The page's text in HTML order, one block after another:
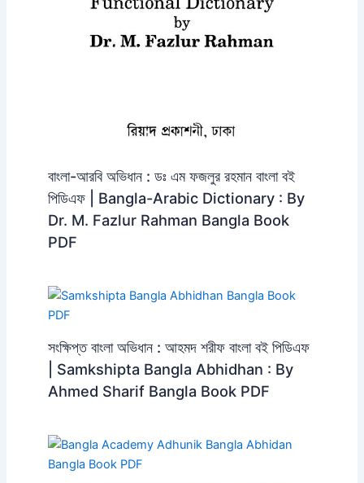
বাংলা-আরবি অভিধান : ডঃ এম ফজলুর রহমান বাংলা বই
পিডিএফ | Bangla-Arabic Dictionary : By
Dr. M. Fazlur Rahman Bangla Book
PDF
সংক্ষিপ্ত বাংলা অভিধান : আহমদ শরীফ বাংলা বই পিডিএফ
| Samkshipta Bangla Abhidhan : By
Ahmed Sharif Bangla Book PDF